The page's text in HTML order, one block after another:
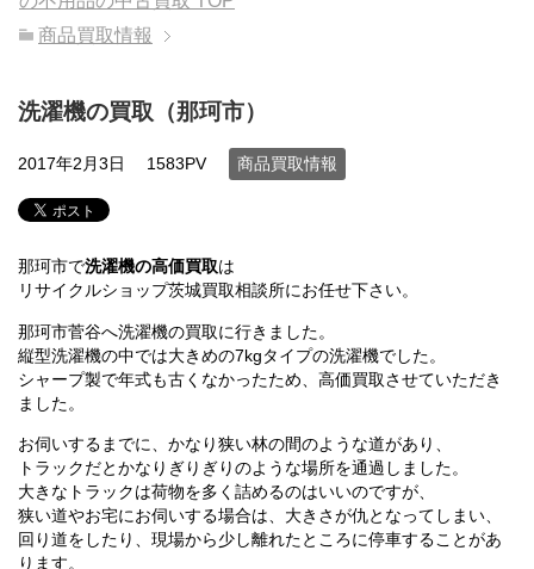
商品買取情報
洗濯機の買取（那珂市）
2017年2月3日 1583PV 商品買取情報
那珂市で洗濯機の高価買取は
リサイクルショップ茨城買取相談所にお任せ下さい。
那珂市菅谷へ洗濯機の買取に行きました。
縦型洗濯機の中では大きめの7kgタイプの洗濯機でした。
シャープ製で年式も古くなかったため、高価買取させていただき
ました。
お伺いするまでに、かなり狭い林の間のような道があり、
トラックだとかなりぎりぎりのような場所を通過しました。
大きなトラックは荷物を多く詰めるのはいいのですが、
狭い道やお宅にお伺いする場合は、大きさが仇となってしまい、
回り道をしたり、現場から少し離れたところに停車することがあ
ります。